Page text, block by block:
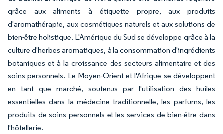
grâce aux aliments à étiquette propre, aux produits
d'aromathérapie, aux cosmétiques naturels et aux solutions de
bien-être holistique. L'Amérique du Sud se développe grâce à la
culture d'herbes aromatiques, à la consommation d'ingrédients
botaniques et à la croissance des secteurs alimentaire et des
soins personnels. Le Moyen-Orient et l'Afrique se développent
en tant que marché, soutenus par l'utilisation des huiles
essentielles dans la médecine traditionnelle, les parfums, les
produits de soins personnels et les services de bien-être dans
l'hôtellerie.